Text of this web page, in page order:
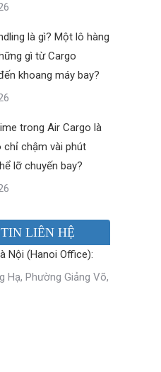
là gì? Một lô hàng
gì từ Cargo
khoang máy bay?
trong Air Cargo là
chỉ chậm vài phút
lỡ chuyến bay?
LIÊN HỆ
Nội (Hanoi Office):
Hạ, Phường Giảng Võ,